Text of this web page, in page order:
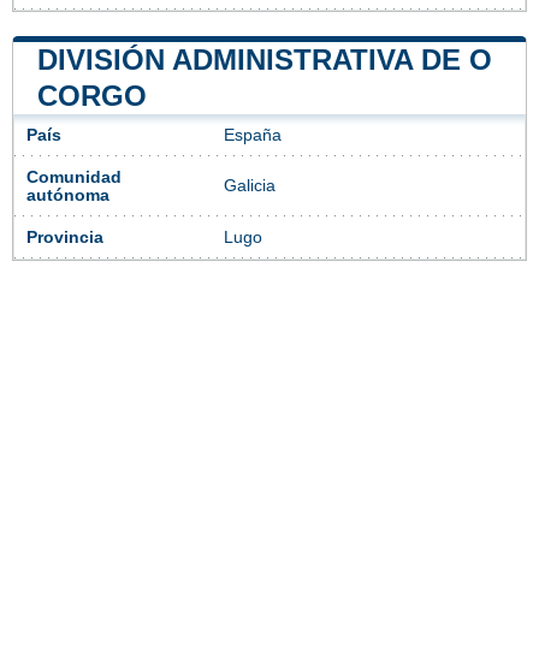
DIVISIÓN ADMINISTRATIVA DE O
CORGO
País España
Comunidad
autónoma
Galicia
Provincia Lugo